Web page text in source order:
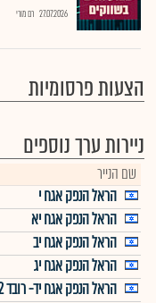
27.07.2026 רם מורי
הצעות פרסומיות
ניירות ערך נוספים
שם הנייר
הראל הנפק אגח י
הראל הנפק אגח יא
הראל הנפק אגח יב
הראל הנפק אגח יג
הראל הנפק אגח יד- רובד 2